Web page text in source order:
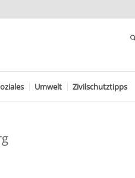
Umwelt Zivilschutztipps